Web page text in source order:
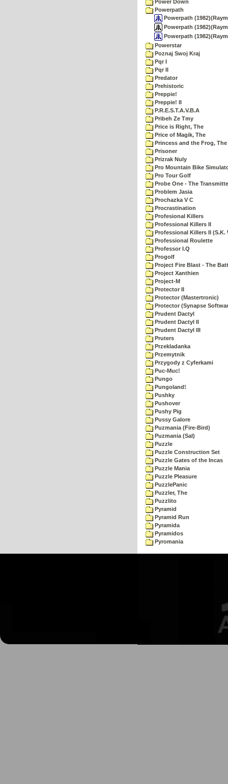
Power Down
Powerpath
Powerpath
Powerpath
Powerpath
Powerstar
Poznaj Swoj Kraj
Pqr I
Pqr II
Predator
Prehistoric
Preppie!
Preppie! II
P.R.E.S.T.A.V.B.A
Pribeh Ze Tmy
Price is Right, The
Price of Magik, The
Princess and the Frog, The
Prisoner
Prizrak Nuly
Pro Mountain Bike
Pro Tour Golf
Probe One - The
Problem Jasia
Prochazka V C
Procrastination
Profesional Killers
Professional Killers II
Professional Killers II (S.K.
Professional Roulette
Professor I.Q
Progolf
Project Fire Blast - The
Project Xanthien
Project-M
Protector II
Protector (Mastertronic)
Protector (Synapse
Prudent Dactyl
Prudent Dactyl II
Prudent Dactyl III
Pruters
Przekladanka
Przemytnik
Przygody z Cyferkami
Puc-Muc!
Pungo
Pungoland!
Pushky
Pushover
Pushy Pig
Pussy Galore
Puzmania (Fire-Bird)
Puzmania (Sal)
Puzzle
Puzzle Construction Set
Puzzle Gates of the Incas
Puzzle Mania
Puzzle Pleasure
PuzzlePanic
Puzzler, The
Puzzlito
Pyramid
Pyramid Run
Pyramida
Pyramidos
Pyromania